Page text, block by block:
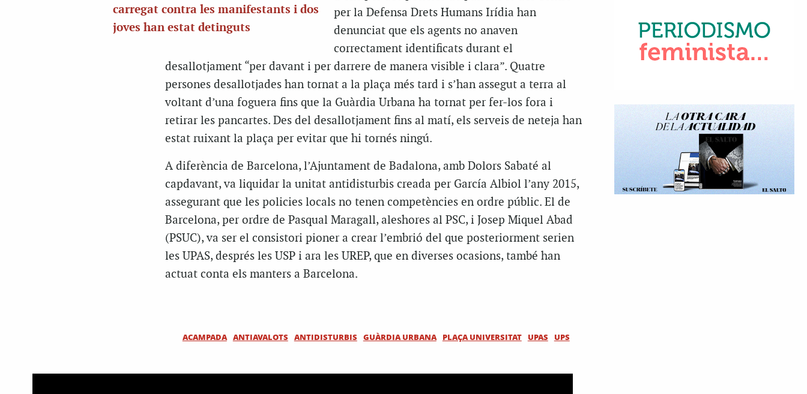
carregat contra les manifestants i dos
joves han estat detinguts
per la Defensa Drets Humans Irídia han
denunciat que els agents no anaven
correctament identificats durant el
desallotjament “per davant i per darrere de manera visible i clara”. Quatre
persones desallotjades han tornat a la plaça més tard i s’han assegut a terra al
voltant d’una foguera fins que la Guàrdia Urbana ha tornat per fer-los fora i
retirar les pancartes. Des del desallotjament fins al matí, els serveis de neteja han
estat ruixant la plaça per evitar que hi tornés ningú.
A diferència de Barcelona, l’Ajuntament de Badalona, amb Dolors Sabaté al
capdavant, va liquidar la unitat antidisturbis creada per García Albiol l’any 2015,
assegurant que les policies locals no tenen competències en ordre públic. El de
Barcelona, per ordre de Pasqual Maragall, aleshores al PSC, i Josep Miquel Abad
(PSUC), va ser el consistori pioner a crear l’embrió del que posteriorment serien
les UPAS, després les USP i ara les UREP, que en diverses ocasions, també han
actuat conta els manters a Barcelona.
ACAMPADA ANTIAVALOTS ANTIDISTURBIS GUÀRDIA URBANA PLAÇA UNIVERSITAT UPAS UPS